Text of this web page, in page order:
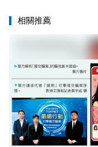
相關推薦